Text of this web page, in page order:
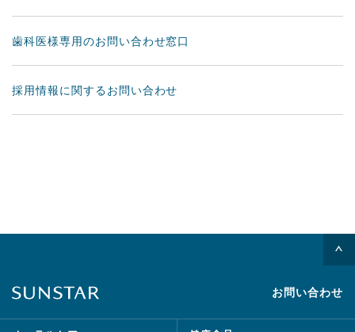
歯科医様専用のお問い合わせ窓口
採用情報に関するお問い合わせ
お問い合わせ